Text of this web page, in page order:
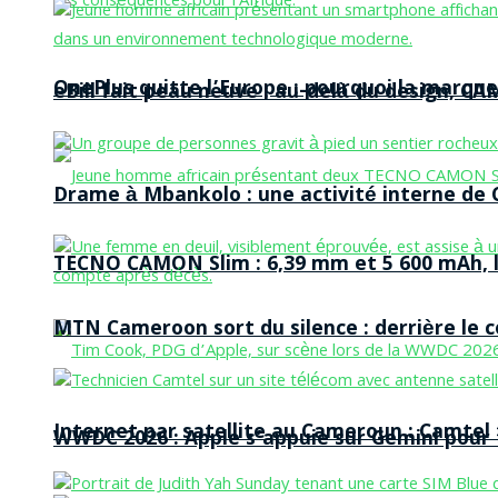
OnePlus quitte l’Europe : pourquoi la
TECNO CAMON Slim : 6,39 mm et 5 600
WWDC 2026 : Apple s’appuie sur Gemini
eBill fait peau neuve : au-delà du design,
Drame à Mbankolo : une activité interne de
MTN Cameroon sort du silence : derrière le
Internet par satellite au Cameroun :